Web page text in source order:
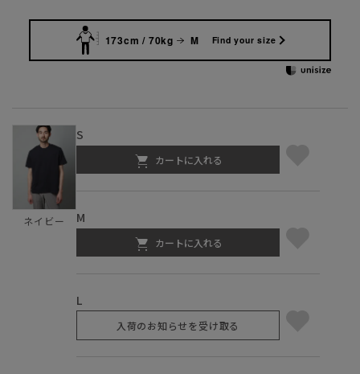
173cm / 70kg M Find your size
ネイビー
S
カートに入れる
M
カートに入れる
L
入荷のお知らせを受け取る